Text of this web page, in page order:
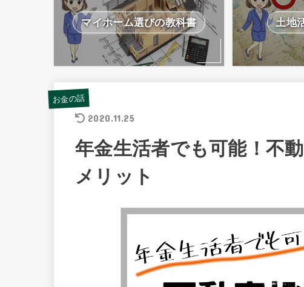
マイホーム選びの教科書 土地
お金の話
2020.11.25
年金生活者でも可能！不
メリット